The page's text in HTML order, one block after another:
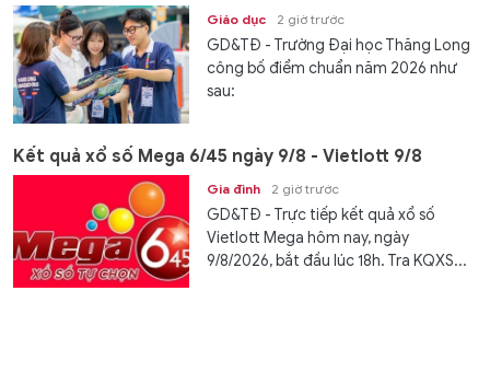
Giáo dục 2 giờ trước
GD&TĐ - Trường Đại học Thăng Long
công bố điểm chuẩn năm 2026 như
sau:
Kết quả xổ số Mega 6/45 ngày 9/8 - Vietlott 9/8
Gia đình 2 giờ trước
GD&TĐ - Trực tiếp kết quả xổ số
Vietlott Mega hôm nay, ngày
9/8/2026, bắt đầu lúc 18h. Tra KQXS...